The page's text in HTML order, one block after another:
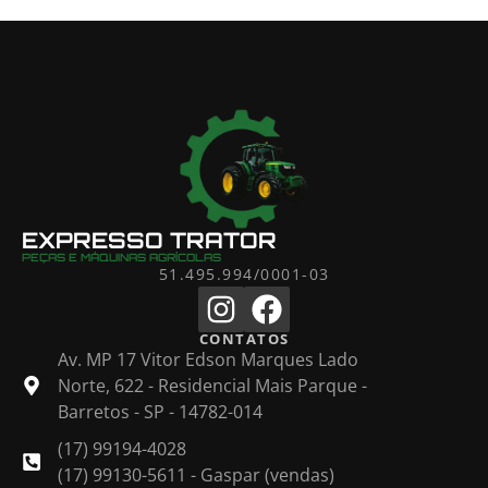
EXPRESSO TRATOR
PEÇAS E MÁQUINAS AGRÍCOLAS
51.495.994/0001-03
CONTATOS
Av. MP 17 Vitor Edson Marques Lado
Norte, 622 - Residencial Mais Parque -
Barretos - SP - 14782-014
(17) 99194-4028
(17) 99130-5611 - Gaspar (vendas)